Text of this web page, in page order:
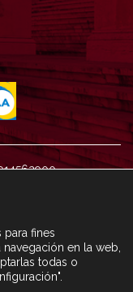
TRAVÉS DEL
fines
en la web,
todas o